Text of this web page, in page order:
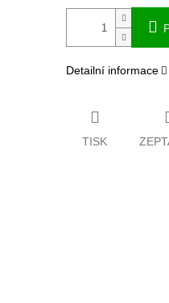
Detailní informace
TISK